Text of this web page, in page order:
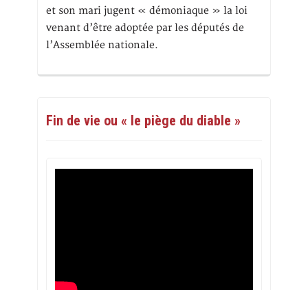
et son mari jugent « démoniaque » la loi
venant d’être adoptée par les députés de
l’Assemblée nationale.
Fin de vie ou « le piège du diable »